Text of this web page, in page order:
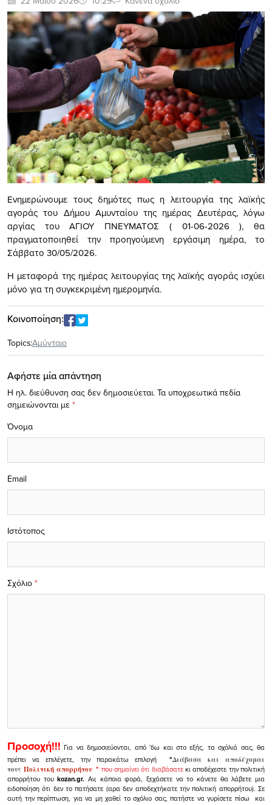
Ενημερώνουμε τους δημότες πως η λειτουργία της λαϊκής
αγοράς του Δήμου Αμυνταίου της ημέρας Δευτέρας, λόγω
αργίας του ΑΓΙΟΥ ΠΝΕΥΜΑΤΟΣ ( 01-06-2026 ), θα
πραγματοποιηθεί την προηγούμενη εργάσιμη ημέρα, το
Σάββατο 30/05/2026.
Η μεταφορά της ημέρας λειτουργίας της λαϊκής αγοράς ισχύει
μόνο για τη συγκεκριμένη ημερομηνία.
Κοινοποίηση:
Topics:Αμύνταιο
Αφήστε μία απάντηση
Η ηλ. διεύθυνση σας δεν δημοσιεύεται. Τα υποχρεωτικά πεδία
σημειώνονται με *
Σχόλιο *
Όνομα
Email
Ιστότοπος
Προσοχή!!! Για να δημοσιεύονται, από 'δω και στο εξής, τα σχόλιά σας, θα
πρέπει να επιλέγετε, την παρακάτω επιλογή
"Διάβασα και αποδέχομαι
τουςΠολιτική απορρήτου" που σημαίνει ότι διαβάσατεκι αποδέχεστε την πολιτική
απορρήτου τουkozan.gr. Αν, κάποια φορά, ξεχάσετε να το κάνετε θα λάβετε μια
ειδοποίηση ότι δεν το πατήσατε (αρα δεν αποδεχτήκατε την πολιτική απορρήτου). Σε
αυτή την περίπτωση, για να μη χαθεί το σχόλιο σας, πατήστε να γυρίσετε πίσω και